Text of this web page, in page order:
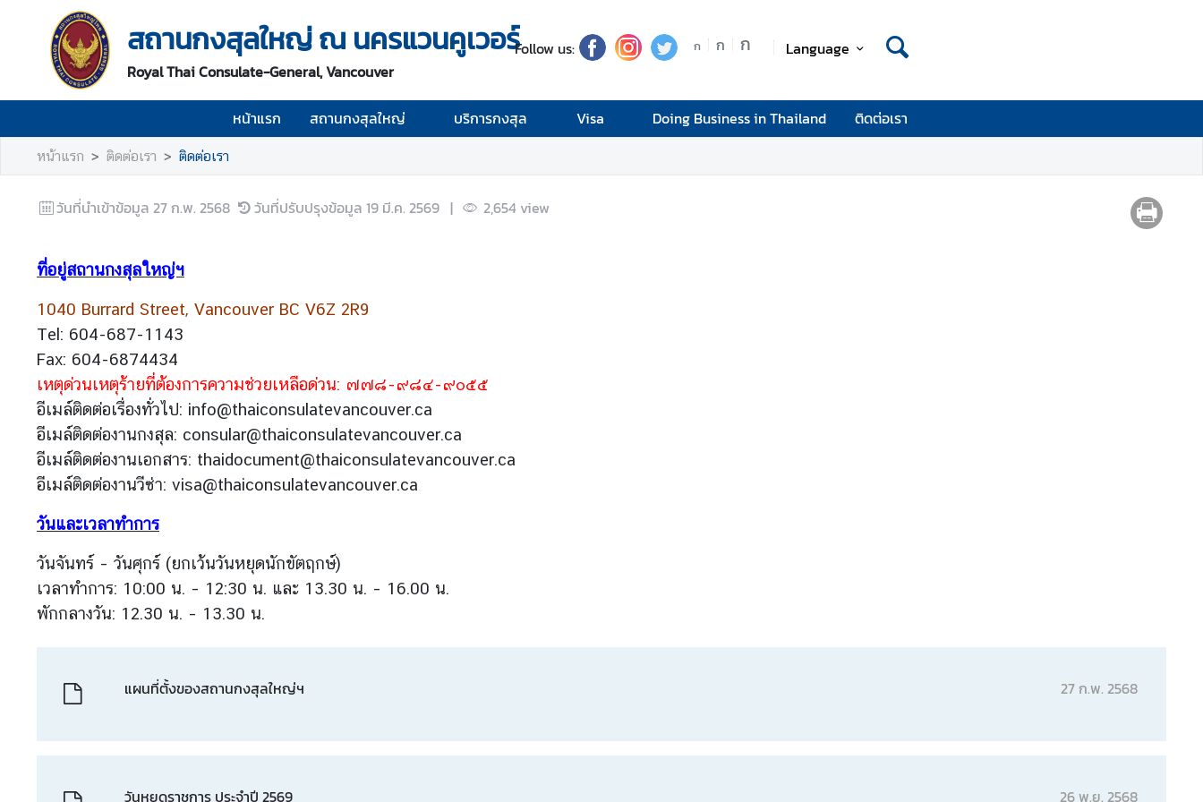
สถานกงสุลใหญ่ ณ นครแวนคูเวอร์
Royal Thai Consulate-General, Vancouver
Follow us: ก ก ก Language
หน้าแรก สถานกงสุลใหญ่ บริการกงสุล Visa Doing Business in Thailand ติดต่อเรา
ห
า
ก
ส
น
ง
สุ
ล
ใ
ห
ญ่
บ
ริ
ก
ร
ก
ง
สุ
หน้าแรก ติดต่อเรา ติดต่อเรา
วันที่นำเข้าข้อมูล 27 ก.พ. 2568 วันที่ปรับปรุงข้อมูล 19 มี.ค. 2569 | 2,654 view
ที่อยู่สถานกงสุลใหญ่ฯ
1040 Burrard Street, Vancouver BC V6Z 2R9
Tel: 604-687-1143
Fax: 604-6874434
เหตุด่วนเหตุร้ายที่ต้องการความช่วยเหลือด่วน: ๗๗๘-๙๘๔-๙๐๕๕
อีเมล์ติดต่อเรื่องทั่วไป: info@thaiconsulatevancouver.ca
อีเมล์ติดต่องานกงสุล: consular@thaiconsulatevancouver.ca
อีเมล์ติดต่องานเอกสาร: thaidocument@thaiconsulatevancouver.ca
อีเมล์ติดต่องานวีซ่า: visa@thaiconsulatevancouver.ca
วันและเวลาทำการ
วันจันทร์ – วันศุกร์ (ยกเว้นวันหยุดนักขัตฤกษ์)
เวลาทำการ: 10:00 น. – 12:30 น. และ 13.30 น. – 16.00 น.
พักกลางวัน: 12.30 น. – 13.30 น.
แผนที่ตั้งของสถานกงสุลใหญ่ฯ 27 ก.พ. 2568
วันหยุดราชการ ประจำปี 2569 26 พ.ย. 2568